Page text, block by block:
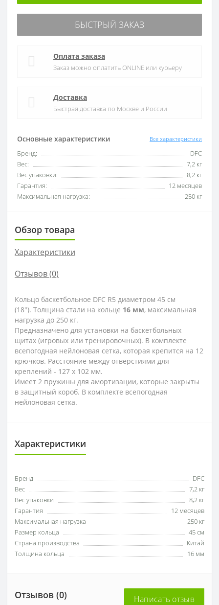
Основные характеристики Все характеристики
Бренд:
DFC
Вес:
7,2 кг
Вес упаковки:
8,2 кг
Гарантия:
12 месяцев
Максимальная нагрузка:
250 кг
БЫСТРЫЙ ЗАКАЗ
Оплата заказа
Заказ можно оплатить ONLINE или курьеру
Доставка
Быстрая доставка по Москве и России
Обзор товара
Характеристики
Отзывов (0)
Кольцо баскетбольное DFC R5 диаметром 45 см
(18"). Толщина стали на кольце 16 мм, максимальная
нагрузка до 250 кг.
Предназначено для установки на баскетбольных
щитах (игровых или тренировочных). В комплекте
всепогодная нейлоновая сетка, которая крепится на 12
крючков. Расстояние между отверстиями для
креплений - 127 х 102 мм.
Имеет 2 пружины для амортизации, которые закрыты
в защитный короб. В комплекте всепогодная
нейлоновая сетка.
Характеристики
Бренд
DFC
Вес
7,2 кг
Вес упаковки
8,2 кг
Гарантия
12 месяцев
Максимальная нагрузка
250 кг
Размер кольца
45 см
Страна производства
Китай
Толщина кольца
16 мм
Отзывов (0) Написать отзыв